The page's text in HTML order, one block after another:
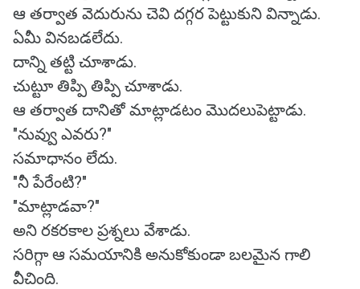
ఆ తర్వాత వెదురును చెవి దగ్గర పెట్టుకుని విన్నాడు.
ఏమీ వినబడలేదు.
దాన్ని తట్టి చూశాడు.
చుట్టూ తిప్పి తిప్పి చూశాడు.
ఆ తర్వాత దానితో మాట్లాడటం మొదలుపెట్టాడు.
"నువ్వు ఎవరు?"
సమాధానం లేదు.
"నీ పేరేంటి?"
"మాట్లాడవా?"
అని రకరకాల ప్రశ్నలు వేశాడు.
సరిగ్గా ఆ సమయానికి అనుకోకుండా బలమైన గాలి
వీచింది.